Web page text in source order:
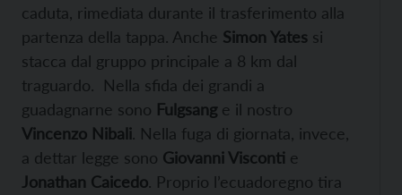
caduta, rimediata durante il trasferimento alla
partenza della tappa. Anche Simon Yates si
stacca dal gruppo principale a 8 km dal
traguardo. Nella sfida dei grandi a
guadagnarne sono Fulgsang e il nostro
Vincenzo Nibali. Nella fuga di giornata, invece,
a dettar legge sono Giovanni Visconti e
Jonathan Caicedo. Proprio l’ecuadoregno tira